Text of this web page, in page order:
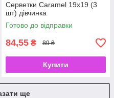
Серветки Caramel 19x19 (3
шт) дівчинка
Готово до відправки
84,55 ₴ 89 ₴
Купити
ще